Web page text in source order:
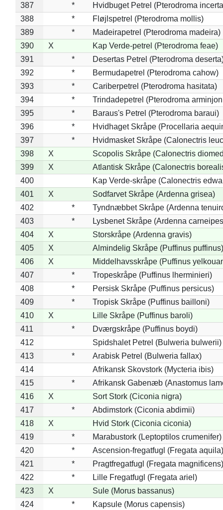
387
*
Hvidbuget Petrel (Pterodroma
388
*
Fløjlspetrel (Pterodroma mollis)
389
*
Madeirapetrel (Pterodroma madeira)
390
X
Kap Verde-petrel (Pterodroma feae)
391
*
Desertas Petrel (Pterodroma
392
*
Bermudapetrel (Pterodroma cahow)
393
*
Cariberpetrel (Pterodroma hasitata)
394
*
Trindadepetrel (Pterodroma
395
*
Baraus's Petrel (Pterodroma baraui)
396
*
Hvidhaget Skråpe (Procellaria
397
*
Hvidmasket Skråpe (Calonectris
398
X
Scopolis Skråpe (Calonectris
399
X
Atlantisk Skråpe (Calonectris
400
Kap Verde-skråpe (Calonectris
401
X
Sodfarvet Skråpe (Ardenna grisea)
402
*
Tyndnæbbet Skråpe (Ardenna
403
*
Lysbenet Skråpe (Ardenna
404
X
Storskråpe (Ardenna gravis)
405
X
Almindelig Skråpe (Puffinus puffinus)
406
X
Middelhavsskråpe (Puffinus
407
*
Tropeskråpe (Puffinus lherminieri)
408
*
Persisk Skråpe (Puffinus persicus)
409
*
Tropisk Skråpe (Puffinus bailloni)
410
X
Lille Skråpe (Puffinus baroli)
411
*
Dværgskråpe (Puffinus boydi)
412
Spidshalet Petrel (Bulweria bulwerii)
413
*
Arabisk Petrel (Bulweria fallax)
414
Afrikansk Skovstork (Mycteria ibis)
415
*
Afrikansk Gabenæb (Anastomus
416
X
Sort Stork (Ciconia nigra)
417
*
Abdimstork (Ciconia abdimii)
418
X
Hvid Stork (Ciconia ciconia)
419
*
Marabustork (Leptoptilos crumenifer)
420
*
Ascension-fregatfugl (Fregata aquila)
421
*
Pragtfregatfugl (Fregata magnificens)
422
*
Lille Fregatfugl (Fregata ariel)
423
X
Sule (Morus bassanus)
424
*
Kapsule (Morus capensis)